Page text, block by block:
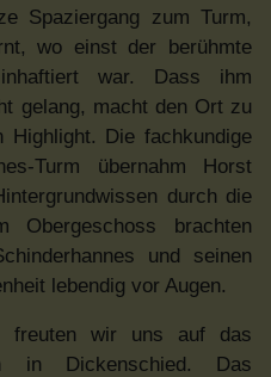
Spaziergang zum Turm,
wo einst der berühmte
inhaftiert war. Dass ihm
gelang, macht den Ort zu
Highlight. Die fachkundige
Turm übernahm Horst
durch die
Obergeschoss brachten
und seinen
lebendig vor Augen.
freuten wir uns auf das
in Dickenschied. Das